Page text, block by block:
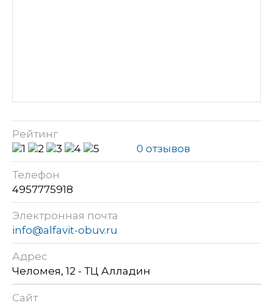
Рейтинг
0 отзывов
Телефон
4957775918
Электронная почта
info@alfavit-obuv.ru
Адрес
Челомея, 12 - ТЦ Алладин
Сайт